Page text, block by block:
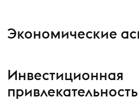
Экономические
Инвестиционная
привлекательность